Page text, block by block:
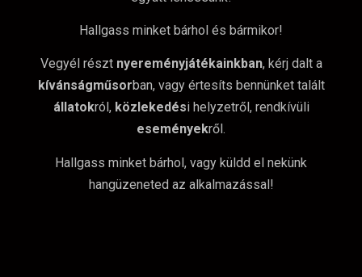
Hallgass minket bárhol és bármikor!
Vegyél részt nyereményjátékainkban, kérj dalt a
kívánságműsorban, vagy értesíts bennünket talált
állatokról, közlekedési helyzetről, rendkívüli
eseményekről.
Hallgass minket bárhol, vagy küldd el nekünk
hangüzeneted az alkalmazással!